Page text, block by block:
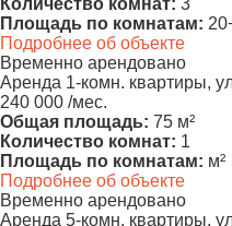
Количество комнат: 3
Площадь по комнатам:
Подробнее об объекте
Временно арендовано
Аренда 1-комн. квартиры,
240 000 /мес.
Общая площадь: 75 м²
Количество комнат: 1
Площадь по комнатам: м²
Подробнее об объекте
Временно арендовано
Аренда 5-комн. квартиры,